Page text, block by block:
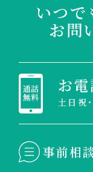
いつで
お問
お
土日祝
事前相